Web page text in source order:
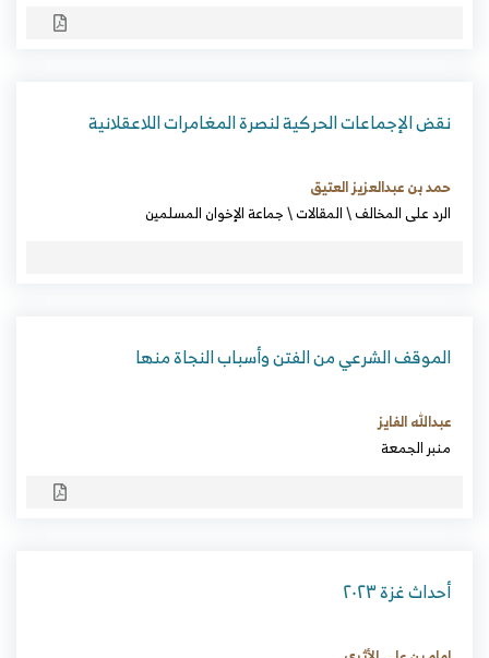
نقض الإجماعات الحركية لنصرة المغامرات اللاعقلانية
حمد بن عبدالعزيز العتيق
الرد على المخالف\المقالات\جماعة الإخوان المسلمين
الموقف الشرعي من الفتن وأسباب النجاة منها
عبدالله الفايز
منبر الجمعة
أحداث غزة ٢٠٢٣